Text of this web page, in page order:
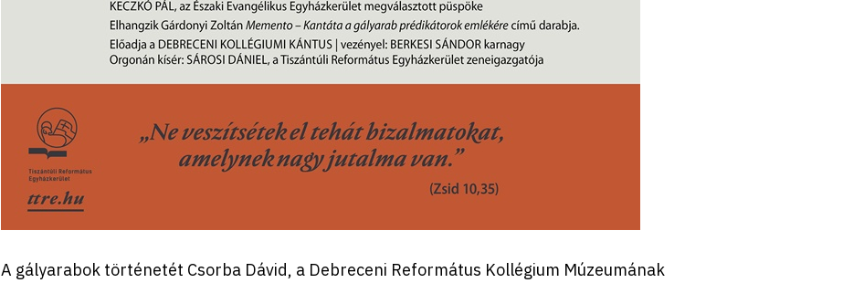
A gályarabok történetét Csorba Dávid, a Debreceni Református Kollégium Múzeumának